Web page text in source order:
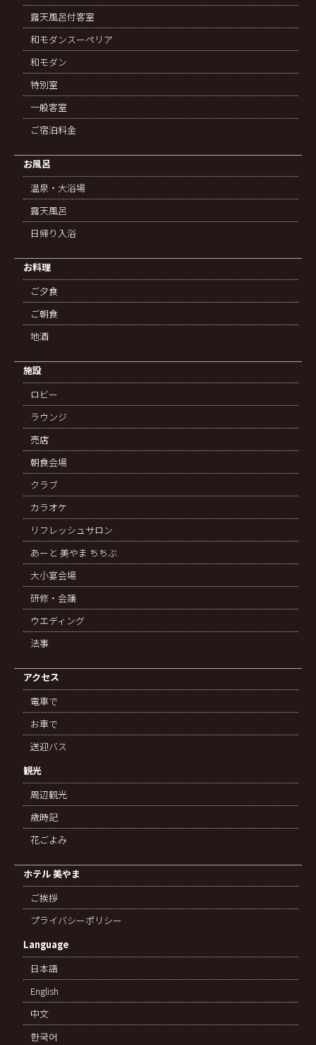
露天風呂付客室
和モダンスーペリア
和モダン
特別室
一般客室
ご宿泊料金
お風呂
温泉・大浴場
露天風呂
日帰り入浴
お料理
ご夕食
ご朝食
地酒
施設
ロビー
ラウンジ
売店
朝食会場
クラブ
カラオケ
リフレッシュサロン
あーと 美やま ちちぶ
大小宴会場
研修・会議
ウエディング
法事
アクセス
電車で
お車で
送迎バス
観光
周辺観光
歳時記
花ごよみ
ホテル 美やま
ご挨拶
プライバシーポリシー
Language
日本語
English
中文
한국어